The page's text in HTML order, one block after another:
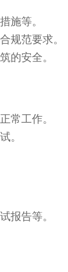
施等。
规范要求。
的安全。
常工作。
。
报告等。